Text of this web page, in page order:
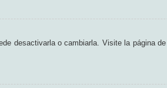
desactivarla o cambiarla. Visite la página